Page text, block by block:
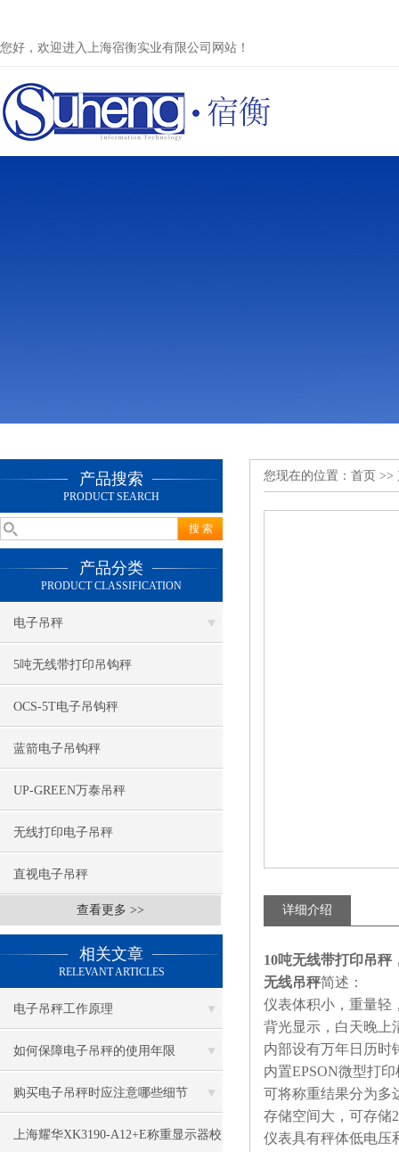
您好，欢迎进入上海宿衡实业有限公司网站！
产品搜索
PRODUCT SEARCH
产品分类
PRODUCT CLASSIFICATION
电子吊秤
5吨无线带打印吊钩秤
OCS-5T电子吊钩秤
蓝箭电子吊钩秤
UP-GREEN万泰吊秤
无线打印电子吊秤
直视电子吊秤
查看更多 >>
相关文章
RELEVANT ARTICLES
电子吊秤工作原理
如何保障电子吊秤的使用年限
购买电子吊秤时应注意哪些细节
上海耀华XK3190-A12+E称重显示器校
您现在的位置： 首页 >>
详细介绍
10吨无线带打印吊秤
无线吊秤简述：
仪表体积小，重量轻
背光显示，白天晚上
内部设有万年日历时
内置EPSON微型打
可将称重结果分为多
存储空间大，可存储
仪表具有秤体低电压